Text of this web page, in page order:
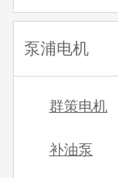
泵浦电机
群策电机
补油泵